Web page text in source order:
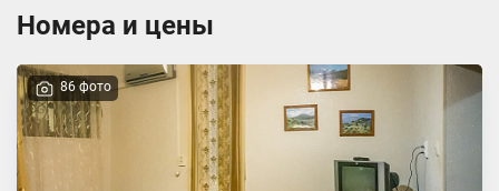
Номера и цены
86 фото